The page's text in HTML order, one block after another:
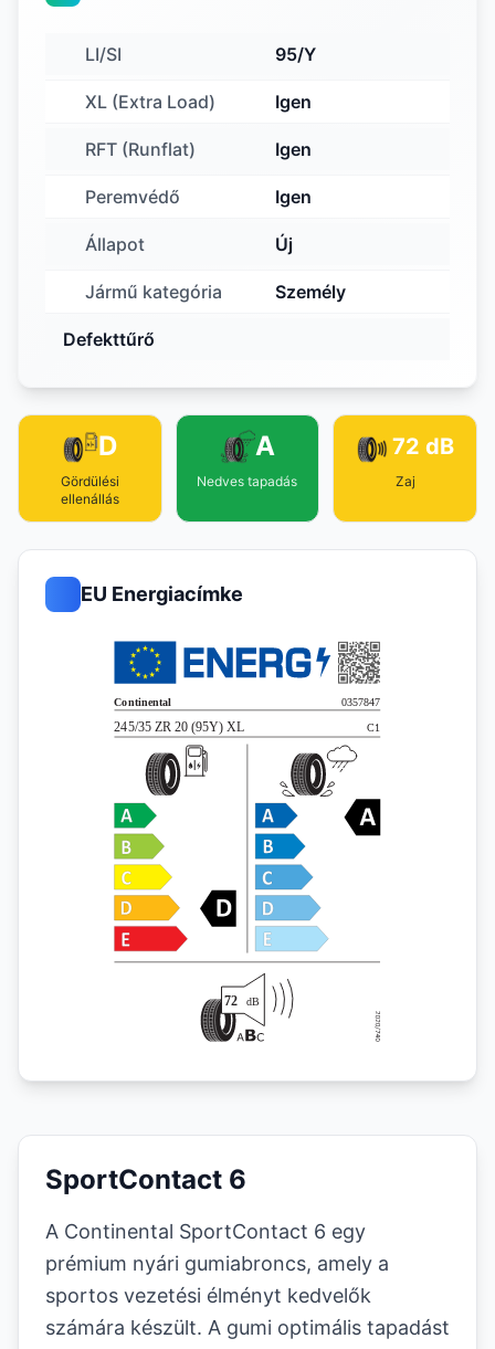
LI/SI 95/Y
XL (Extra Load) Igen
RFT (Runflat) Igen
Peremvédő Igen
Állapot Új
Jármű kategória Személy
Defekttűrő
D
Gördülési
ellenállás
A
Nedves tapadás
72 dB
Zaj
EU Energiacímke
SportContact 6
A Continental SportContact 6 egy
prémium nyári gumiabroncs, amely a
sportos vezetési élményt kedvelők
számára készült. A gumi optimális tapadást